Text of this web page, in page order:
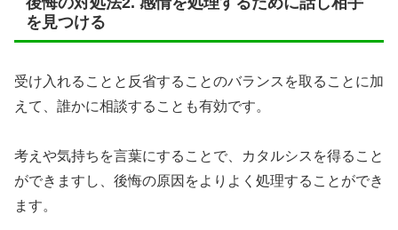
を見つける
受け入れることと反省することのバランスを取ることに加
えて、誰かに相談することも有効です。
考えや気持ちを言葉にすることで、カタルシスを得ること
ができますし、後悔の原因をよりよく処理することができ
ます。